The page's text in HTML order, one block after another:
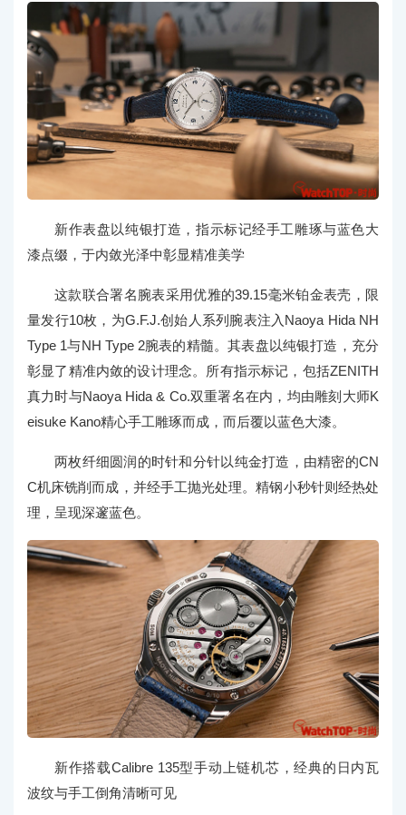
新作表盘以纯银打造，指示标记经手工雕琢与蓝色大
漆点缀，于内敛光泽中彰显精准美学
这款联合署名腕表采用优雅的39.15毫米铂金表壳，限
量发行10枚，为G.F.J.创始人系列腕表注入Naoya Hida NH
Type 1与NH Type 2腕表的精髓。其表盘以纯银打造，充分
彰显了精准内敛的设计理念。所有指示标记，包括ZENITH
真力时与Naoya Hida & Co.双重署名在内，均由雕刻大师K
eisuke Kano精心手工雕琢而成，而后覆以蓝色大漆。
两枚纤细圆润的时针和分针以纯金打造，由精密的CN
C机床铣削而成，并经手工抛光处理。精钢小秒针则经热处
理，呈现深邃蓝色。
新作搭载Calibre 135型手动上链机芯，经典的日内瓦
波纹与手工倒角清晰可见